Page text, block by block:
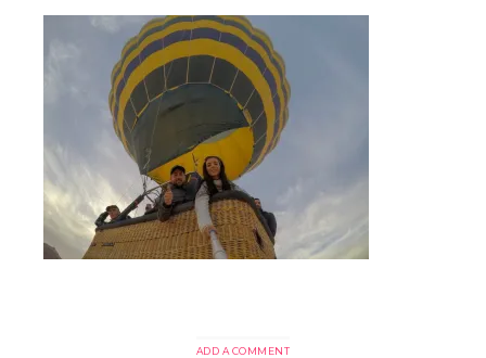
ADD A COMMENT